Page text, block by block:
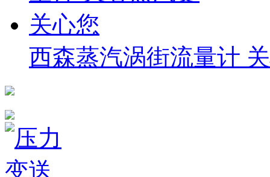
西森蒸汽涡街流量计